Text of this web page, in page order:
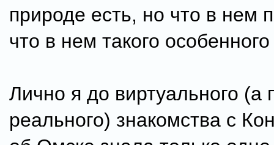
природе есть, но что в нем
что в нем такого
Лично я до виртуального (а
реального) знакомства с